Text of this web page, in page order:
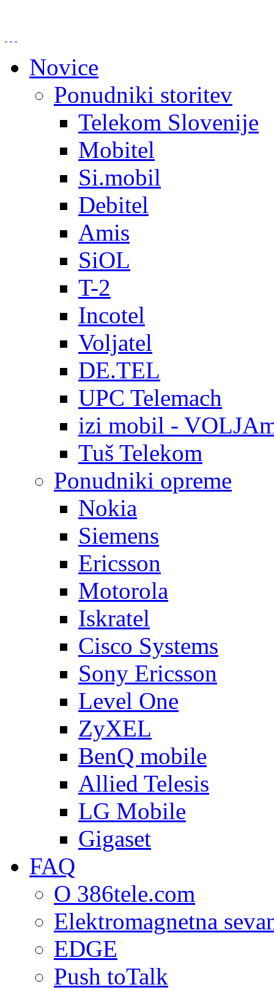
Novice
Ponudniki storitev
Telekom Slovenije
Mobitel
Si.mobil
Debitel
Amis
SiOL
T-2
Incotel
Voljatel
DE.TEL
UPC Telemach
izi mobil -
Tuš Telekom
Ponudniki opreme
Nokia
Siemens
Ericsson
Motorola
Iskratel
Cisco Systems
Sony Ericsson
Level One
ZyXEL
BenQ mobile
Allied Telesis
LG Mobile
Gigaset
FAQ
O 386tele.com
Elektromagnetna
EDGE
Push toTalk